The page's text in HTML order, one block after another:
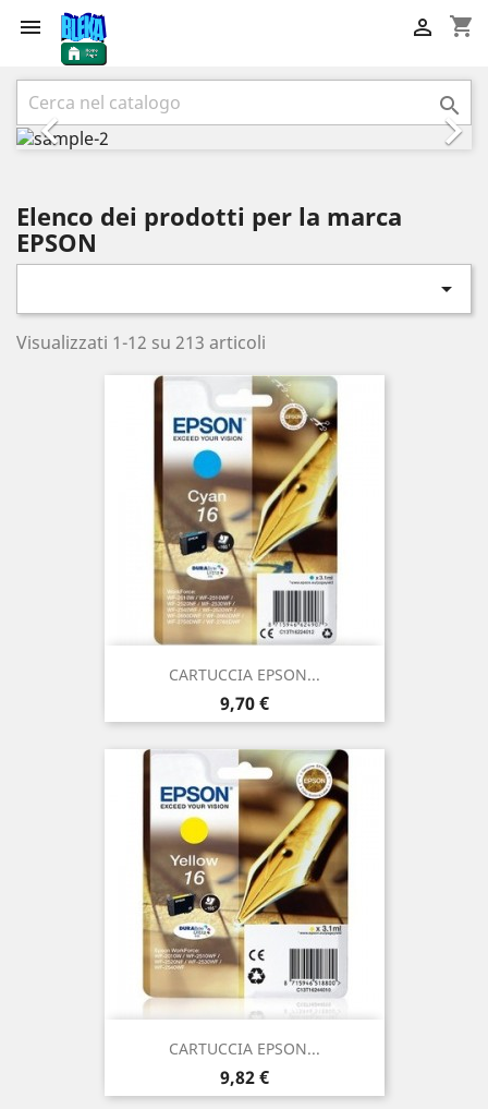
 shopping_cart



Precedente

Elenco dei prodotti per la marca
EPSON

Visualizzati 1-12 su 213 articoli
CARTUCCIA EPSON...
Prezzo
9,70 €
CARTUCCIA EPSON...
Prezzo
9,82 €